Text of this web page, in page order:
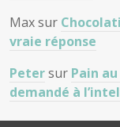
Maxsur
vraie réponse
Petersur Pain
demandé à